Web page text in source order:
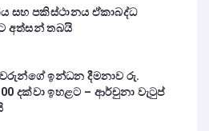
සහ පකිස්ථානය ඒකාබද්ධ
අත්සන් තබයි
ඉන්ධන දීමනාව රු.
දක්වා ඉහළට – ආර්චුනා වැටුප්